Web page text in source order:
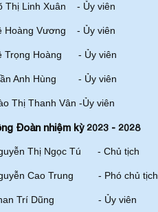
Thị Linh Xuân - Ủy viên
Hoàng Vương - Ủy viên
Trọng Hoàng - Ủy viên
Anh Hùng - Ủy viên
Thị Thanh Vân -Ủy viên
Đoàn nhiệm kỳ 2023 - 2028
Thị Ngọc Tú - Chủ tịch
Cao Trung - Phó chủ tịch
Trí Dũng - Ủy viên